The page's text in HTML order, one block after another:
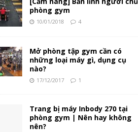
phòng gym
10/01/2018 4
Mở phòng tập gym cần có
những loại máy gì, dụng cụ
nào?
17/12/2017 1
Trang bị máy Inbody 270 tại
phòng gym | Nên hay không
nên?